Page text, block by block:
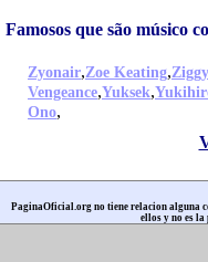
Famosos que são músico
Zyonair,Zoe Keating,
Vengeance,Yuksek,
Ono,
PaginaOficial.org no tiene relacion alguna
ellos y no es